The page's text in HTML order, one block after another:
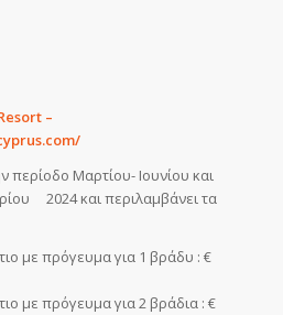
–
περίοδο Μαρτίου- Ιουνίου και
2024 και περιλαμβάνει τα
με πρόγευμα για 1 βράδυ : €
με πρόγευμα για 2 βράδια : €